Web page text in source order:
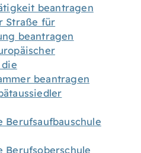
beantragen
Straße für
beantragen
die
beantragen
Berufsaufbauschule
Berufsoberschule